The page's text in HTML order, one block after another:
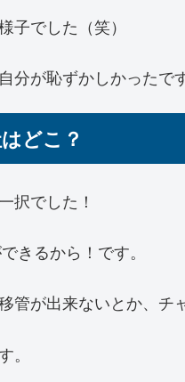
子でした（笑）
分が恥ずかしかったで
どこ？
択でした！
きるから！です。
管が出来ないとか、チ